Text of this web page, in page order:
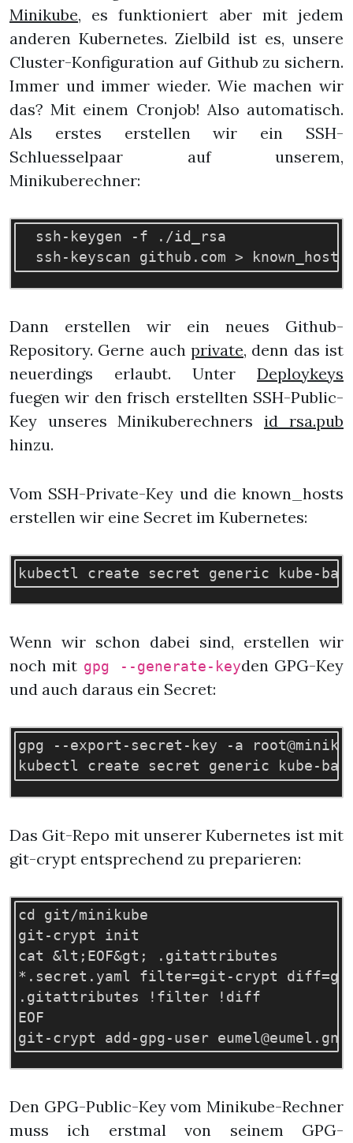
Minikube, es funktioniert aber mit jedem
anderen Kubernetes. Zielbild ist es, unsere
Cluster-Konfiguration auf Github zu sichern.
Immer und immer wieder. Wie machen wir
das? Mit einem Cronjob! Also automatisch.
Als erstes erstellen wir ein SSH-
Schluesselpaar auf unserem,
Minikuberechner:
  ssh-keygen -f ./id_rsa
Dann erstellen wir ein neues Github-
Repository. Gerne auch private, denn das ist
neuerdings erlaubt. Unter Deploykeys
fuegen wir den frisch erstellten SSH-Public-
Key unseres Minikuberechners id_rsa.pub
hinzu.
Vom SSH-Private-Key und die known_hosts
erstellen wir eine Secret im Kubernetes:
Wenn wir schon dabei sind, erstellen wir
noch mit gpg --generate-keyden GPG-Key
und auch daraus ein Secret:
gpg --export-secret-key -a
Das Git-Repo mit unserer Kubernetes ist mit
git-crypt entsprechend zu preparieren:
cd git/minikube
git-crypt init
cat &lt;EOF&gt; .gitattributes
*.secret.yaml filter=git-crypt
.gitattributes !filter !diff
EOF
Den GPG-Public-Key vom Minikube-Rechner
muss ich erstmal von seinem GPG-